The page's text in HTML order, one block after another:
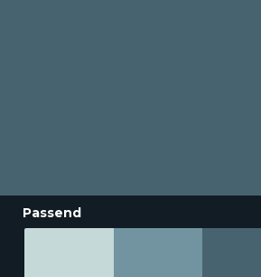
Passend